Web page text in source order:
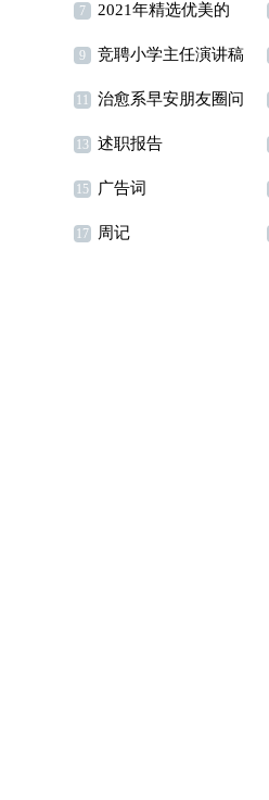
90句
7 2021年精选优美的
晚安朋友圈问候语集锦
75条
9 竞聘小学主任演讲稿
六篇
11 治愈系早安朋友圈问
候语42句
13 述职报告
15 广告词
17 周记